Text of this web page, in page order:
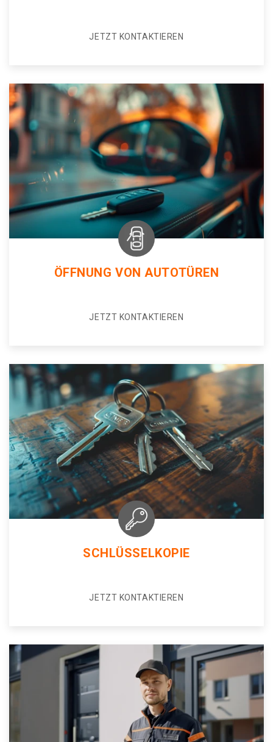
JETZT KONTAKTIEREN
ÖFFNUNG VON AUTOTÜREN
JETZT KONTAKTIEREN
SCHLÜSSELKOPIE
JETZT KONTAKTIEREN